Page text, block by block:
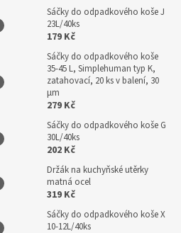
Sáčky do odpadkového koše J
23L/40ks
179 Kč
Sáčky do odpadkového koše
35-45 L, Simplehuman typ K,
zatahovací, 20 ks v balení, 30
µm
279 Kč
Sáčky do odpadkového koše G
30L/40ks
202 Kč
Držák na kuchyňské utěrky
matná ocel
319 Kč
Sáčky do odpadkového koše X
10-12L/40ks